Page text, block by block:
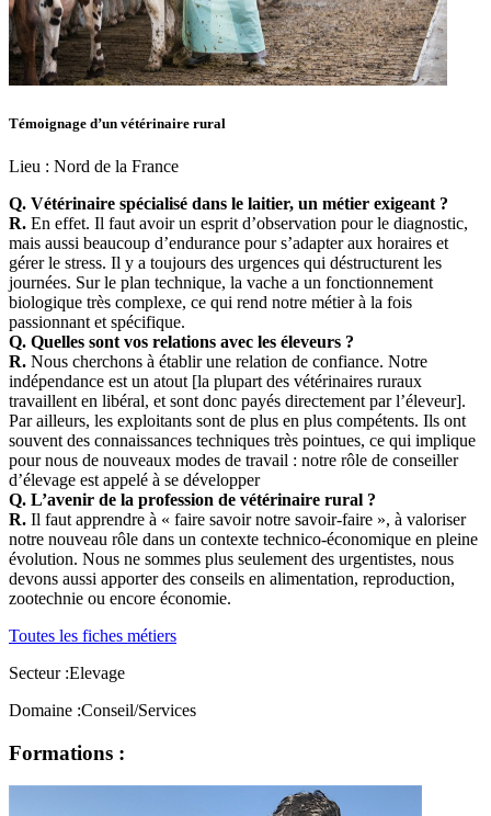
Témoignage d’un vétérinaire rural
Lieu : Nord de la France
Q. Vétérinaire spécialisé dans le laitier, un métier exigeant ?
R. En effet. Il faut avoir un esprit d’observation pour le diagnostic,
mais aussi beaucoup d’endurance pour s’adapter aux horaires et
gérer le stress. Il y a toujours des urgences qui déstructurent les
journées. Sur le plan technique, la vache a un fonctionnement
biologique très complexe, ce qui rend notre métier à la fois
passionnant et spécifique.
Q. Quelles sont vos relations avec les éleveurs ?
R. Nous cherchons à établir une relation de confiance. Notre
indépendance est un atout [la plupart des vétérinaires ruraux
travaillent en libéral, et sont donc payés directement par l’éleveur].
Par ailleurs, les exploitants sont de plus en plus compétents. Ils ont
souvent des connaissances techniques très pointues, ce qui implique
pour nous de nouveaux modes de travail : notre rôle de conseiller
d’élevage est appelé à se développer
Q. L’avenir de la profession de vétérinaire rural ?
R. Il faut apprendre à « faire savoir notre savoir-faire », à valoriser
notre nouveau rôle dans un contexte technico-économique en pleine
évolution. Nous ne sommes plus seulement des urgentistes, nous
devons aussi apporter des conseils en alimentation, reproduction,
zootechnie ou encore économie.
Toutes les fiches métiers
Secteur :Elevage
Domaine :Conseil/Services
Formations :